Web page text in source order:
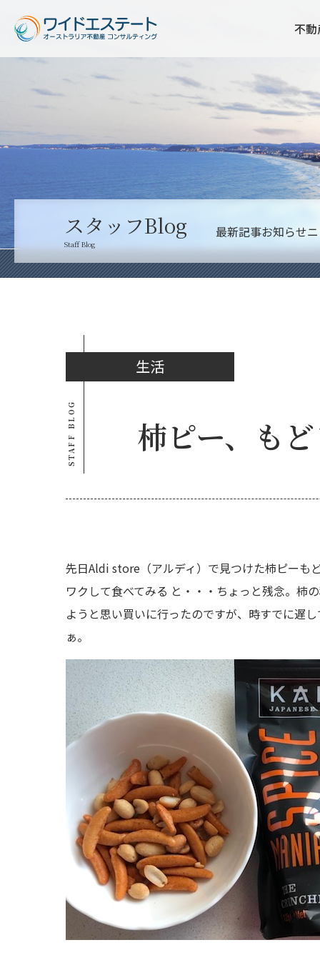
不
スタッフBlog
Staff Blog
最新記事お知らせ
生活
STAFF BLOG 柿ピー、も
先日Aldi store（アルディ）で見つけた柿ピーも
ワクして食べてみる と・・・ちょっと残念。柿
ようと思い買いに行ったのですが、時すでに遅
ぁ。